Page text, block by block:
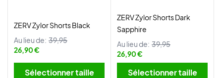
ZERV Zylor Shorts Black
Au lieu de: 39,95
26,90 €
Sélectionner taille
ZERV Zylor Shorts Dark
Sapphire
Au lieu de: 39,95
26,90 €
Sélectionner taille